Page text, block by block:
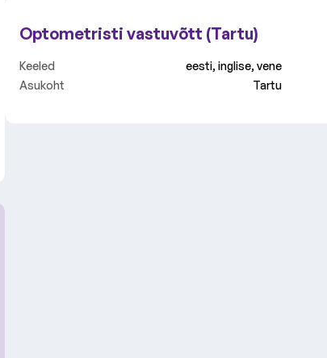
Optometristi vastuvõtt (Tartu)
Keeled
eesti, inglise, vene
Asukoht
Tartu